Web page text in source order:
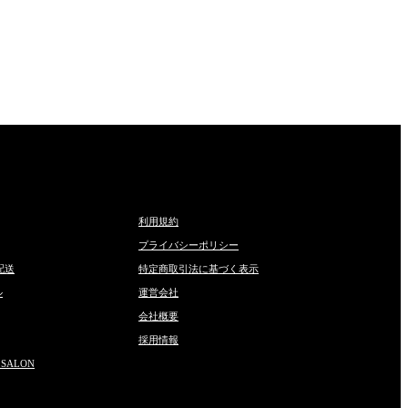
送
利用規約
プライバシーポリシー
特定商取引法に基づく表示
運営会社
会社概要
採用情報